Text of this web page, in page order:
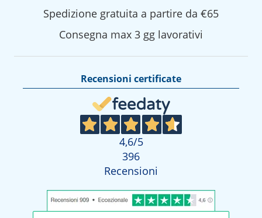
Spedizione gratuita a partire da €65
Consegna max 3 gg lavorativi
Recensioni certificate
4,6/5
396
Recensioni